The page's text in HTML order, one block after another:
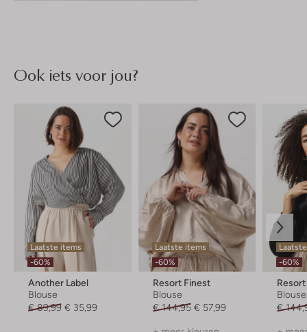
Ook iets voor jou?
Laatste items
-60%
Another Label
Blouse
€ 89,99 € 35,99
Laatste items
-60%
Resort Finest
Blouse
€ 144,95 € 57,99
-60%
Blouse
€